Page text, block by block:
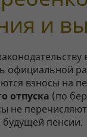
и
официальной
взносы на
отпуска (по
не
будущей пенсии.